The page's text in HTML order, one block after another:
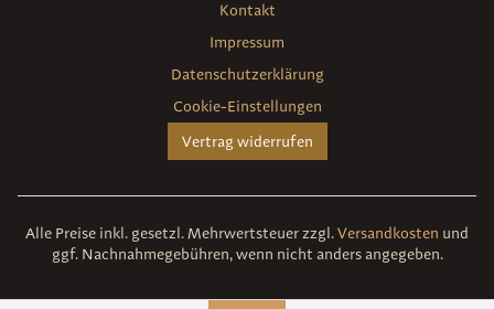
Kontakt
Impressum
Datenschutzerklärung
Cookie-Einstellungen
Vertrag widerrufen
Alle Preise inkl. gesetzl. Mehrwertsteuer zzgl.Versandkosten und
ggf. Nachnahmegebühren, wenn nicht anders angegeben.